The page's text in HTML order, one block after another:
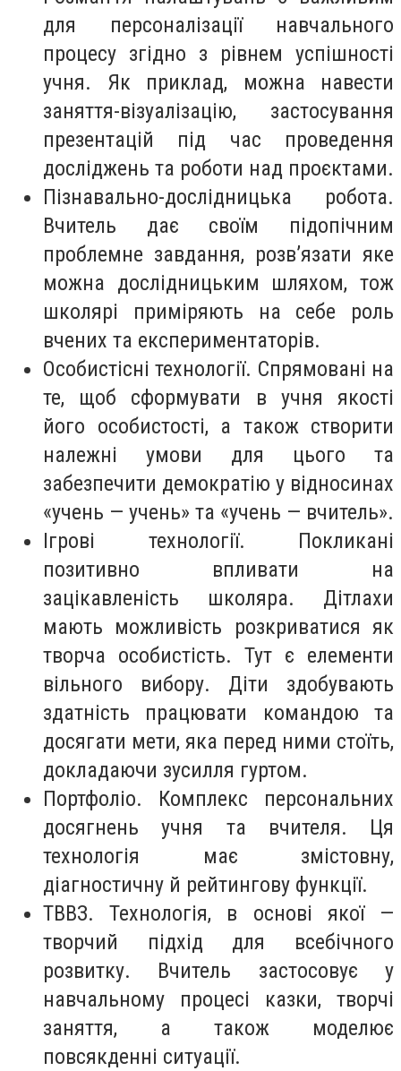
для персоналізації навчального
процесу згідно з рівнем успішності
учня. Як приклад, можна навести
заняття-візуалізацію, застосування
презентацій під час проведення
досліджень та роботи над проєктами.
Пізнавально-дослідницька робота.
Вчитель дає своїм підопічним
проблемне завдання, розв’язати яке
можна дослідницьким шляхом, тож
школярі приміряють на себе роль
вчених та експериментаторів.
Особистісні технології. Спрямовані на
те, щоб сформувати в учня якості
його особистості, а також створити
належні умови для цього та
забезпечити демократію у відносинах
«учень — учень» та «учень — вчитель».
Ігрові технології. Покликані
позитивно впливати на
зацікавленість школяра. Дітлахи
мають можливість розкриватися як
творча особистість. Тут є елементи
вільного вибору. Діти здобувають
здатність працювати командою та
досягати мети, яка перед ними стоїть,
докладаючи зусилля гуртом.
Портфоліо. Комплекс персональних
досягнень учня та вчителя. Ця
технологія має змістовну,
діагностичну й рейтингову функції.
ТВВЗ. Технологія, в основі якої —
творчий підхід для всебічного
розвитку. Вчитель застосовує у
навчальному процесі казки, творчі
заняття, а також моделює
повсякденні ситуації.